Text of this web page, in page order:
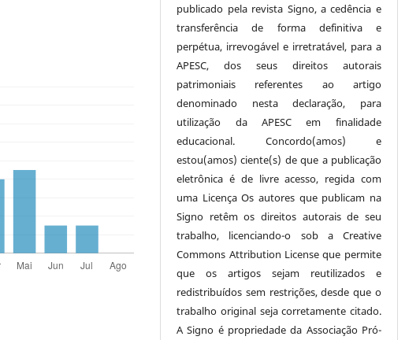
publicado pela revista Signo, a cedência e
transferência de forma definitiva e
perpétua, irrevogável e irretratável, para a
APESC, dos seus direitos autorais
patrimoniais referentes ao artigo
denominado nesta declaração, para
utilização da APESC em finalidade
educacional. Concordo(amos) e
estou(amos) ciente(s) de que a publicação
eletrônica é de livre acesso, regida com
uma Licença Os autores que publicam na
Signo retêm os direitos autorais de seu
trabalho, licenciando-o sob a Creative
Commons Attribution License que permite
que os artigos sejam reutilizados e
redistribuídos sem restrições, desde que o
trabalho original seja corretamente citado.
A Signo é propriedade da Associação Pró-